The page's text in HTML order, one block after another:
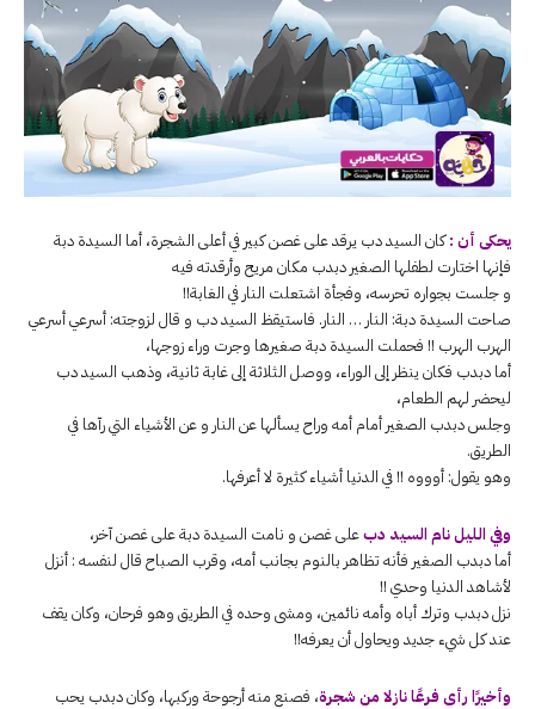
يحكى أن :كان السيد دب يرقد على غصن كبير في أعلى الشجرة، أما السيدة دبة
فإنها اختارت لطفلها الصغير دبدب مكان مريح وأرقدته فيه
و جلست بجواره تحرسه، وفجأة اشتعلت النار في الغابة!!
صاحت السيدة دبة: النار … النار. فاستيقظ السيد دب و قال لزوجته: أسرعي أسرعي
الهرب الهرب !! فحملت السيدة دبة صغيرها وجرت وراء زوجها،
أما دبدب فكان ينظر إلى الوراء، ووصل الثلاثة إلى غابة ثانية، وذهب السيد دب
ليحضر لهم الطعام،
وجلس دبدب الصغير أمام أمه وراح يسألها عن النار و عن الأشياء التي رآها في
الطريق.
وهو يقول: أوووه !! في الدنيا أشياء كثيرة لا أعرفها.
وفي الليل نام السيد دبعلى غصن و نامت السيدة دبة على غصن آخر،
أما دبدب الصغير فأنه تظاهر بالنوم بجانب أمه، وقرب الصباح قال لنفسه : أنزل
لأشاهد الدنيا وحدي !!
نزل دبدب وترك أباه وأمه نائمين، ومشى وحده في الطريق وهو فرحان، وكان يقف
عند كل شيء جديد ويحاول أن يعرفه!!
وأخيرًا رأى فرعًا نازلا من شجرة، فصنع منه أرجوحة وركبها، وكان دبدب يحب